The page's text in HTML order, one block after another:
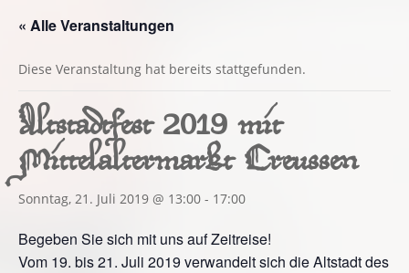
« Alle Veranstaltungen
Diese Veranstaltung hat bereits stattgefunden.
Altstadtfest 2019 mit
Mittelaltermarkt Creussen
Sonntag, 21. Juli 2019 @ 13:00 - 17:00
Begeben Sie sich mit uns auf Zeitreise!
Vom 19. bis 21. Juli 2019 verwandelt sich die Altstadt des